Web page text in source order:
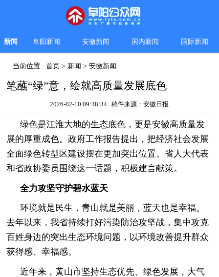
新闻 阜阳新闻 安徽新闻 国内新闻 国际新闻
当前位置 :首页 > 新闻 >安徽新闻
笔蘸“绿”意，绘就高质量发展底色
2026-02-10 09:38:34 稿件来源：安徽日报
绿色是江淮大地的生态底色，更是安徽高质量发
展的厚重成色。政府工作报告提出，把经济社会发展
全面绿色转型区建设摆在更加突出位置。省人大代表
和省政协委员围绕这一话题，积极建言献策。
全力攻坚守护碧水蓝天
环境就是民生，青山就是美丽，蓝天也是幸福。
去年以来，我省持续打好污染防治攻坚战，集中攻克
百姓身边的突出生态环境问题，以环境改善提升群众
获得感、幸福感。
近年来，黄山市坚持生态优先、绿色发展，大气